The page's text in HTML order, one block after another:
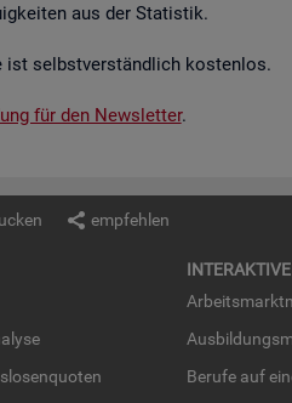
aus der Sta­tis­tik.
ist selbst­ver­ständ­lich kos­ten­los.
für den News­let­ter.
empfehlen
Be­ru­fe auf